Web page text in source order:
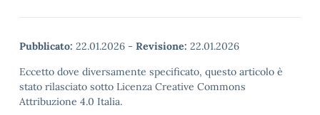
Pubblicato: 22.01.2026 - Revisione: 22.01.2026
Eccetto dove diversamente specificato, questo articolo è
stato rilasciato sotto Licenza Creative Commons
Attribuzione 4.0 Italia.